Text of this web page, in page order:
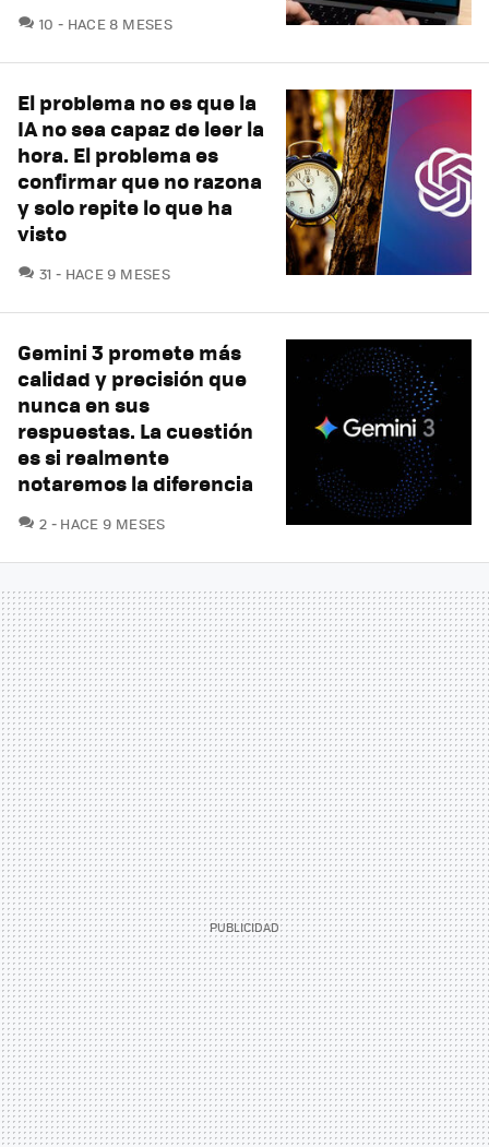
10 COMENTARIOS
HACE 8 MESES
El problema no es que la
IA no sea capaz de leer la
hora. El problema es
confirmar que no razona
y solo repite lo que ha
visto
31 COMENTARIOS
HACE 9 MESES
Gemini 3 promete más
calidad y precisión que
nunca en sus
respuestas. La cuestión
es si realmente
notaremos la diferencia
2 COMENTARIOS
HACE 9 MESES